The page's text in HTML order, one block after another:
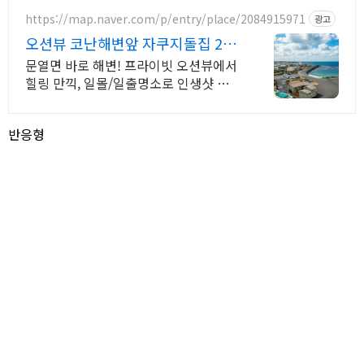
정원
https://map.naver.com/p/entry/place/2084915971 광고
오션뷰 코난해변앞 자쿠지돌집 2인
~10인 대가족/단체예약
문열면 바로 해변! 프라이빗 오션뷰에서
힐링 만끽, 일몰/일출명소로 인생샷 필
오세요
반응형